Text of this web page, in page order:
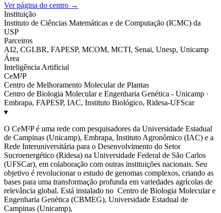
Ver página do centro →
Instituição
Instituto de Ciências Matemáticas e de Computação (ICMC) da
USP
Parceiros
AI2, CGI.BR, FAPESP, MCOM, MCTI, Senai, Unesp, Unicamp
Área
Inteligência Artificial
CeM²P
Centro de Melhoramento Molecular de Plantas
Centro de Biologia Molecular e Engenharia Genética - Unicamp ·
Embrapa, FAPESP, IAC, Instituto Biológico, Ridesa-UFScar
▾
O CeM²P é uma rede com pesquisadores da Universidade Estadual
de Campinas (Unicamp), Embrapa, Instituto Agronômico (IAC) e a
Rede Interuniversitária para o Desenvolvimento do Setor
Sucroenergético (Ridesa) na Universidade Federal de São Carlos
(UFSCar), em colaboração com outras instituições nacionais. Seu
objetivo é revolucionar o estudo de genomas complexos, criando as
bases para uma transformação profunda em variedades agrícolas de
relevância global. Está instalado no Centro de Biologia Molecular e
Engenharia Genética (CBMEG), Universidade Estadual de
Campinas (Unicamp),